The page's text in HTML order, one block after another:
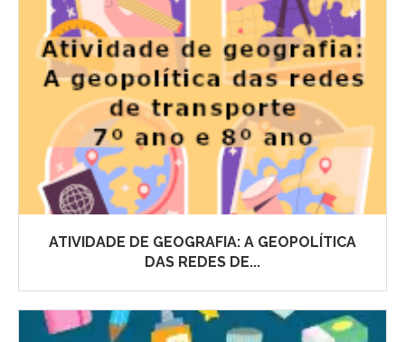
ATIVIDADE DE GEOGRAFIA: A GEOPOLÍTICA
DAS REDES DE...